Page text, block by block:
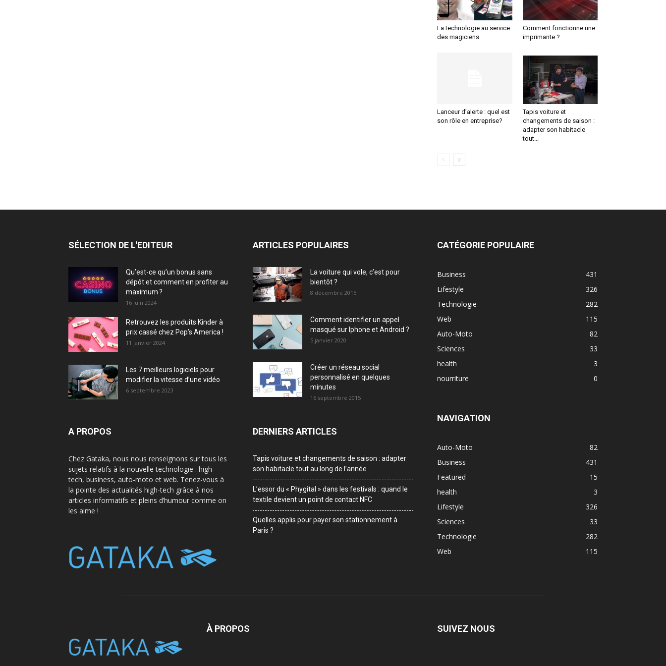
La technologie au service
des magiciens
Comment fonctionne une
imprimante ?
Lanceur d’alerte : quel est
son rôle en entreprise?
Tapis voiture et
changements de saison :
adapter son habitacle
tout...
SÉLECTION DE L'EDITEUR
Qu’est-ce qu’un bonus sans
dépôt et comment en profiter au
maximum ?
16 juin 2024
Retrouvez les produits Kinder à
prix cassé chez Pop’s America !
11 janvier 2024
Les 7 meilleurs logiciels pour
modifier la vitesse d’une vidéo
6 septembre 2023
A PROPOS
Chez Gataka, nous nous renseignons sur tous les
sujets relatifs à la nouvelle technologie : high-
tech, business, auto-moto et web. Tenez-vous à
la pointe des actualités high-tech grâce à nos
articles informatifs et pleins d’humour comme on
les aime !
ARTICLES POPULAIRES
La voiture qui vole, c’est pour
bientôt ?
8 décembre 2015
Comment identifier un appel
masqué sur Iphone et Android ?
5 janvier 2020
Créer un réseau social
personnalisé en quelques
minutes
16 septembre 2015
DERNIERS ARTICLES
Tapis voiture et changements de saison : adapter
son habitacle tout au long de l’année
L’essor du « Phygital » dans les festivals : quand le
textile devient un point de contact NFC
Quelles applis pour payer son stationnement à
Paris ?
CATÉGORIE POPULAIRE
Business
431
Lifestyle
326
Technologie
282
Web
115
Auto-Moto
82
Sciences
33
health
3
nourriture
0
NAVIGATION
Auto-Moto
82
Business
431
Featured
15
health
3
Lifestyle
326
Sciences
33
Technologie
282
Web
115
À PROPOS SUIVEZ NOUS